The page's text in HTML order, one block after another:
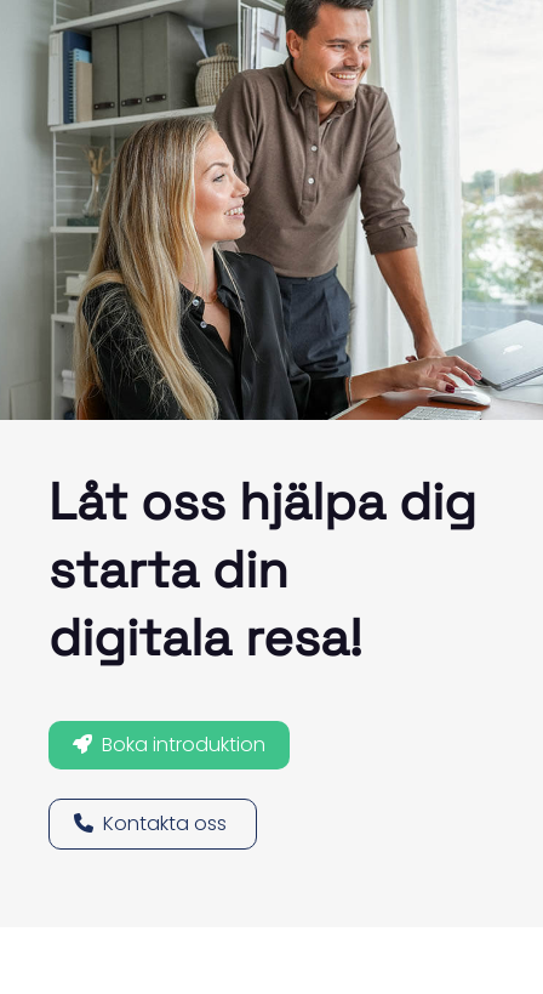
Låt oss hjälpa dig
starta din
digitala resa!
Boka introduktion
Kontakta oss